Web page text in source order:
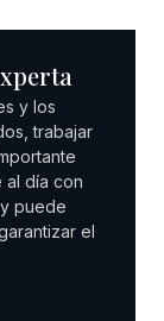
y los
trabajar
al día con
puede
el